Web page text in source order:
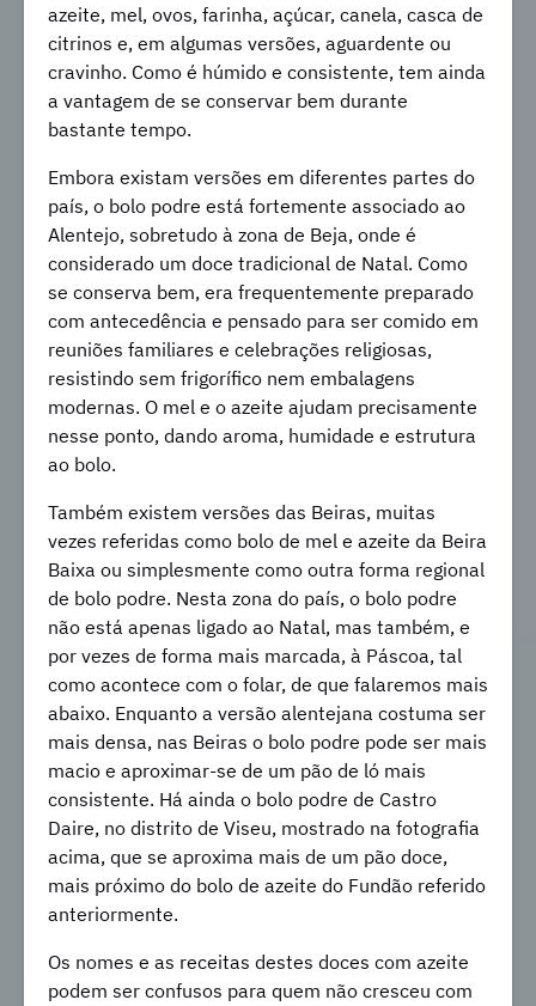
azeite, mel, ovos, farinha, açúcar, canela, casca de
citrinos e, em algumas versões, aguardente ou
cravinho. Como é húmido e consistente, tem ainda
a vantagem de se conservar bem durante
bastante tempo.
Embora existam versões em diferentes partes do
país, o bolo podre está fortemente associado ao
Alentejo, sobretudo à zona de Beja, onde é
considerado um doce tradicional de Natal. Como
se conserva bem, era frequentemente preparado
com antecedência e pensado para ser comido em
reuniões familiares e celebrações religiosas,
resistindo sem frigorífico nem embalagens
modernas. O mel e o azeite ajudam precisamente
nesse ponto, dando aroma, humidade e estrutura
ao bolo.
Também existem versões das Beiras, muitas
vezes referidas como bolo de mel e azeite da Beira
Baixa ou simplesmente como outra forma regional
de bolo podre. Nesta zona do país, o bolo podre
não está apenas ligado ao Natal, mas também, e
por vezes de forma mais marcada, à Páscoa, tal
como acontece com o folar, de que falaremos mais
abaixo. Enquanto a versão alentejana costuma ser
mais densa, nas Beiras o bolo podre pode ser mais
macio e aproximar-se de um pão de ló mais
consistente. Há ainda o bolo podre de Castro
Daire, no distrito de Viseu, mostrado na fotografia
acima, que se aproxima mais de um pão doce,
mais próximo do bolo de azeite do Fundão referido
anteriormente.
Os nomes e as receitas destes doces com azeite
podem ser confusos para quem não cresceu com